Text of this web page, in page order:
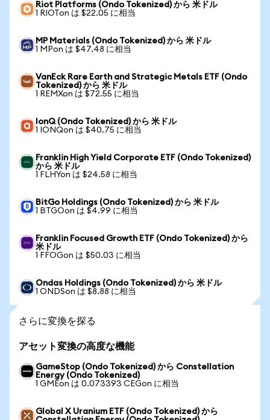
Riot Platforms (Ondo Tokenized) から 米ドル
1 RIOTon は $22.05 に相当
MP Materials (Ondo Tokenized) から 米ドル
1 MPon は $47.48 に相当
VanEck Rare Earth and Strategic Metals ETF (Ondo
Tokenized) から 米ドル
1 REMXon は $72.55 に相当
IonQ (Ondo Tokenized) から 米ドル
1 IONQon は $40.75 に相当
Franklin High Yield Corporate ETF (Ondo Tokenized)
から 米ドル
1 FLHYon は $24.58 に相当
BitGo Holdings (Ondo Tokenized) から 米ドル
1 BTGOon は $4.99 に相当
Franklin Focused Growth ETF (Ondo Tokenized) から
米ドル
1 FFOGon は $50.03 に相当
Ondas Holdings (Ondo Tokenized) から 米ドル
1 ONDSon は $8.88 に相当
さらに変換を探る
アセット変換の高度な機能
GameStop (Ondo Tokenized) から Constellation
Energy (Ondo Tokenized)
1 GMEon は 0.073393 CEGon に相当
Global X Uranium ETF (Ondo Tokenized) から